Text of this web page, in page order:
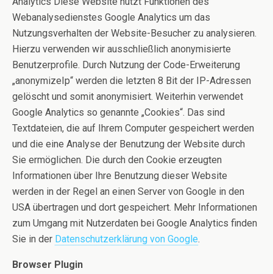
Webanalysedienstes Google Analytics um das
Nutzungsverhalten der Website-Besucher zu analysieren.
Hierzu verwenden wir ausschließlich anonymisierte
Benutzerprofile. Durch Nutzung der Code-Erweiterung
„anonymizeIp“ werden die letzten 8 Bit der IP-Adressen
gelöscht und somit anonymisiert. Weiterhin verwendet
Google Analytics so genannte „Cookies“. Das sind
Textdateien, die auf Ihrem Computer gespeichert werden
und die eine Analyse der Benutzung der Website durch
Sie ermöglichen. Die durch den Cookie erzeugten
Informationen über Ihre Benutzung dieser Website
werden in der Regel an einen Server von Google in den
USA übertragen und dort gespeichert. Mehr Informationen
zum Umgang mit Nutzerdaten bei Google Analytics finden
Sie in der Datenschutzerklärung von Google.
Browser Plugin